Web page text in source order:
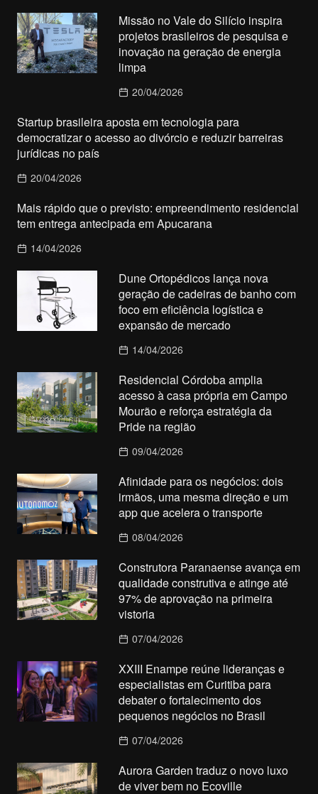
Missão no Vale do Silício inspira
projetos brasileiros de pesquisa e
inovação na geração de energia
limpa
20/04/2026
Startup brasileira aposta em tecnologia para
democratizar o acesso ao divórcio e reduzir barreiras
jurídicas no país
20/04/2026
Mais rápido que o previsto: empreendimento residencial
tem entrega antecipada em Apucarana
14/04/2026
Dune Ortopédicos lança nova
geração de cadeiras de banho com
foco em eficiência logística e
expansão de mercado
14/04/2026
Residencial Córdoba amplia
acesso à casa própria em Campo
Mourão e reforça estratégia da
Pride na região
09/04/2026
Afinidade para os negócios: dois
irmãos, uma mesma direção e um
app que acelera o transporte
08/04/2026
Construtora Paranaense avança em
qualidade construtiva e atinge até
97% de aprovação na primeira
vistoria
07/04/2026
XXIII Enampe reúne lideranças e
especialistas em Curitiba para
debater o fortalecimento dos
pequenos negócios no Brasil
07/04/2026
Aurora Garden traduz o novo luxo
de viver bem no Ecoville